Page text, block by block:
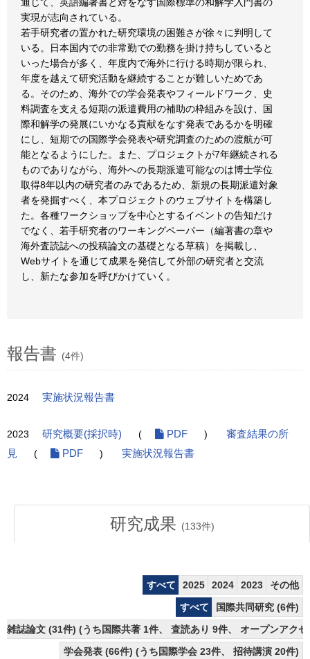
実現が志向されている。
若手研究者の置かれた研究環境の困難さが徐々に判明して
いる。日本国内での非常勤での勤務を掛け持ちしていると
いった場合が多く、年度内で海外に行ける時期が限られ、
年度を越えて研究活動を継続することが難しいためであ
る。そのため、海外での学会発表やフィールドワーク、史
料調査を支える短期の派遣費用の補助の枠組みを設け、国
際和解学の発展にいかなる貢献をなす発表であるかを明確
にし、短期での国際学会発表や研究調査のための渡航が可
能となるようにした。また、プロジェクトが7年継続される
ものでありながら、海外への長期派遣可能なのは博士学位
取得8年以内の研究者のみであるため、新規の長期派遣対象
者を発掘すべく、本プロジェクトのウェブサイトを構築し
た。各種ワークショップを中心とするイベントの告知だけ
でなく、若手研究者のワーキングペーパー（編著書の章や
海外査読誌への投稿論文の基礎となる草稿）を掲載し、
Webサイトを通じて成果を発信して外部の研究者と交流
し、新たな参加を呼びかけていく。
報告書 (4件)
2024 実施状況報告書
2023 研究概要(採択時) ( PDF )
審査結果の所
見
( PDF ) 実施状況報告書
研究成果 (133件)
すべて 2025 2024 2023
その他
すべて
国際共同研究 (6件)
雑誌論文 (31件) (うち国際共著 1件、 査読あり 9件、 オープンアク
学会発表 (66件) (うち国際学会 23件、 招待講演 20件)